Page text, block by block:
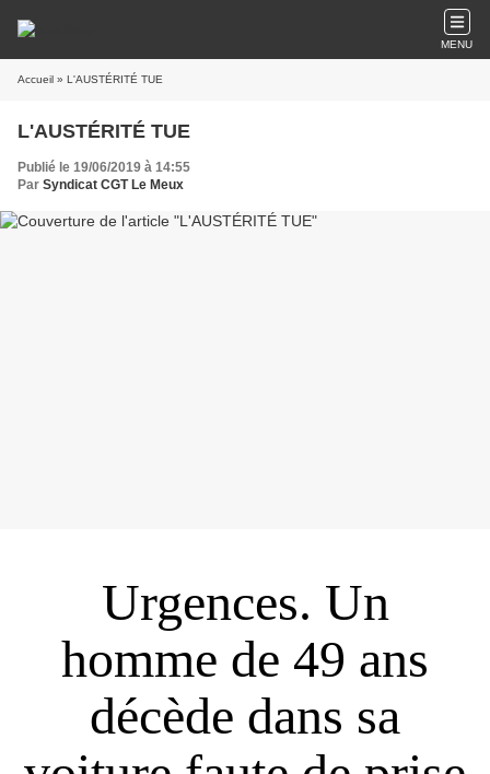
MENU
Accueil » L'AUSTÉRITÉ TUE
L'AUSTÉRITÉ TUE
Publié le 19/06/2019 à 14:55
Par Syndicat CGT Le Meux
Urgences. Un
homme de 49 ans
décède dans sa